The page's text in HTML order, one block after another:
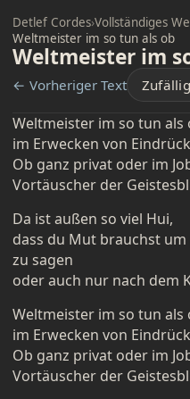
Detlef Cordes›Vollständiges
Weltmeister im so tun als ob
Weltmeister im
← Vorheriger Text
Weltmeister im so tun als
im Erwecken von
Ob ganz privat oder im
Vortäuscher der
Da ist außen so viel Hui,
dass du Mut brauchst
zu sagen
oder auch nur nach dem
Weltmeister im so tun als
im Erwecken von
Ob ganz privat oder im
Vortäuscher der